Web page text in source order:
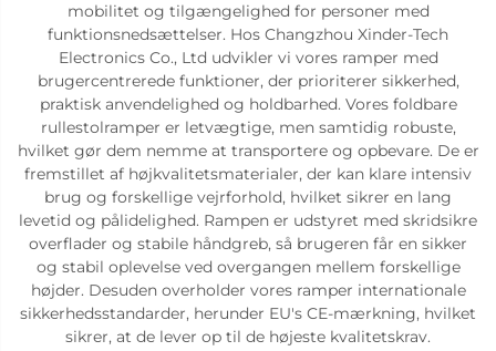
mobilitet og tilgængelighed for personer med
funktionsnedsættelser. Hos Changzhou Xinder-Tech
Electronics Co., Ltd udvikler vi vores ramper med
brugercentrerede funktioner, der prioriterer sikkerhed,
praktisk anvendelighed og holdbarhed. Vores foldbare
rullestolramper er letvægtige, men samtidig robuste,
hvilket gør dem nemme at transportere og opbevare. De er
fremstillet af højkvalitetsmaterialer, der kan klare intensiv
brug og forskellige vejrforhold, hvilket sikrer en lang
levetid og pålidelighed. Rampen er udstyret med skridsikre
overflader og stabile håndgreb, så brugeren får en sikker
og stabil oplevelse ved overgangen mellem forskellige
højder. Desuden overholder vores ramper internationale
sikkerhedsstandarder, herunder EU's CE-mærkning, hvilket
sikrer, at de lever op til de højeste kvalitetskrav.